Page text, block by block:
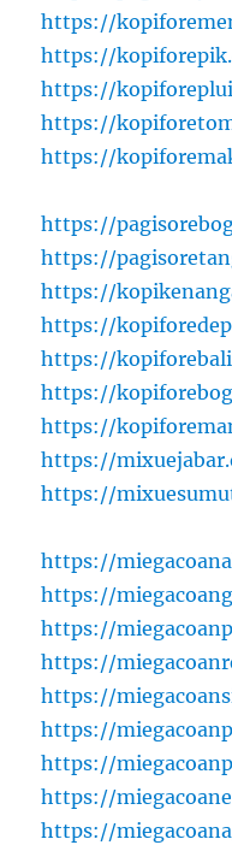
https://
https://
https://
https://
https://
https://
https://
https://
https://
https://
https://
https://
https://
https://
https://
https://
https://
https://
https://
https://
https://
https://
https://